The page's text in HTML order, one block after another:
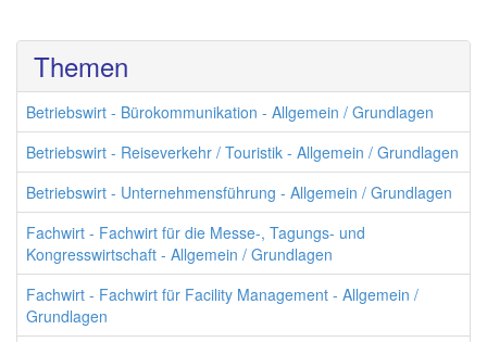
Themen
Betriebswirt - Bürokommunikation - Allgemein / Grundlagen
Betriebswirt - Reiseverkehr / Touristik - Allgemein / Grundlagen
Betriebswirt - Unternehmensführung - Allgemein / Grundlagen
Fachwirt - Fachwirt für die Messe-, Tagungs- und
Kongresswirtschaft - Allgemein / Grundlagen
Fachwirt - Fachwirt für Facility Management - Allgemein /
Grundlagen